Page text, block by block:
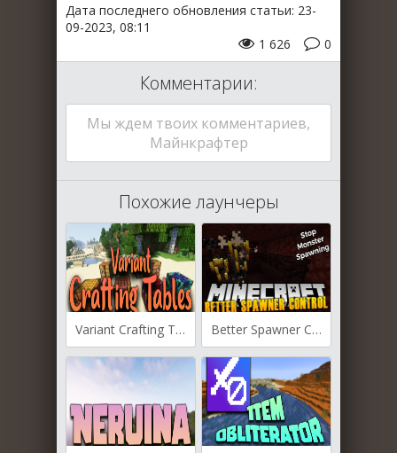
Дата последнего обновления статьи: 23-
09-2023, 08:11
0
1 626
Комментарии:
Мы ждем твоих комментариев,
Майнкрафтер
Похожие лаунчеры
Variant Crafting Tables для Майнкрафт [1.20.2, 1.20.1, 1.20] Better Spawner Control для Майнкрафт [1.20.2, 1.20.1, 1.20]